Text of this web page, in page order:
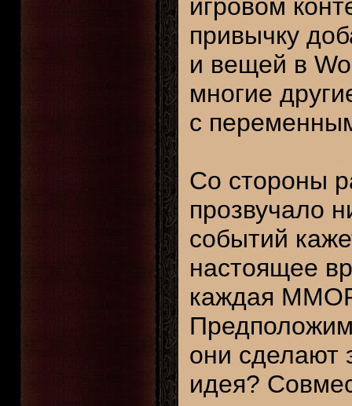
игровом
привычку
и вещей в
многие
с
Со стороны
прозвучало
событий
настоящее
каждая
они сделают
идея?